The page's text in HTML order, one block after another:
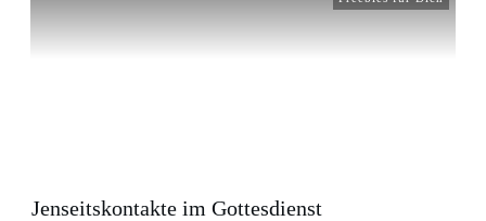
Jenseitskontakte im Gottesdienst